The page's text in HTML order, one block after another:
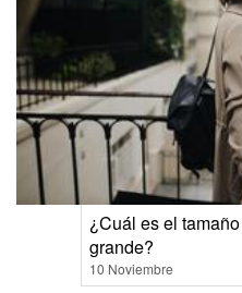
¿Cuál es el
grande?
10 Noviembre